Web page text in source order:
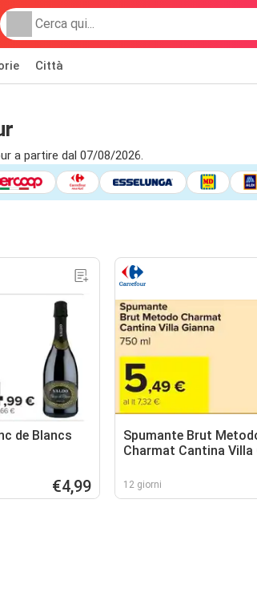
Città
a partire dal 07/08/2026.
de Blancs
€4,99
Spumante Brut
Charmat Cantina Villa
12 giorni